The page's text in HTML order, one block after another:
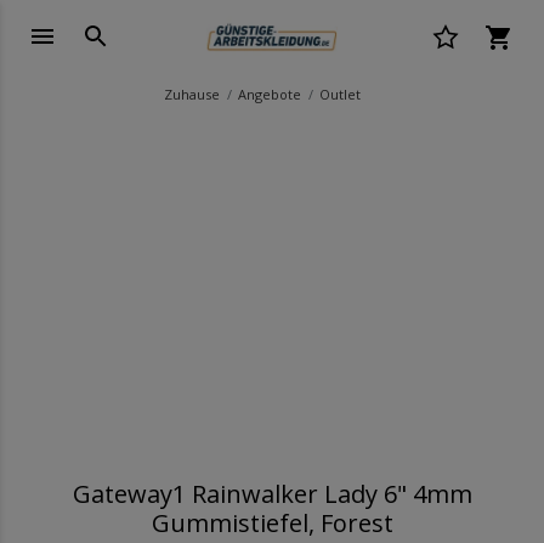
Zuhause Angebote Outlet
Gateway1 Rainwalker Lady 6" 4mm
Gummistiefel, Forest